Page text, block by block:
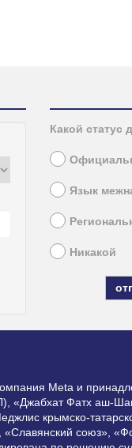
Какой статус
Язык
Никакой
Meta и
«Джабхат Фатх аш-
крымско-
союз»,